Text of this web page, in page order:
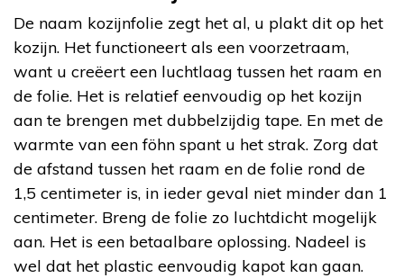
De naam kozijnfolie zegt het al, u plakt dit op het
kozijn. Het functioneert als een voorzetraam,
want u creëert een luchtlaag tussen het raam en
de folie. Het is relatief eenvoudig op het kozijn
aan te brengen met dubbelzijdig tape. En met de
warmte van een föhn spant u het strak. Zorg dat
de afstand tussen het raam en de folie rond de
1,5 centimeter is, in ieder geval niet minder dan 1
centimeter. Breng de folie zo luchtdicht mogelijk
aan. Het is een betaalbare oplossing. Nadeel is
wel dat het plastic eenvoudig kapot kan gaan.